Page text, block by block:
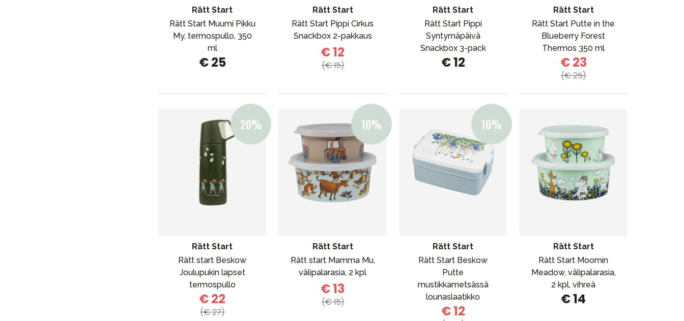
Rätt Start
Rätt Start Muumi Pikku
My, termospullo, 350
ml
€ 25
Rätt Start
Rätt Start Pippi Cirkus
Snackbox 2-pakkaus
€ 12
(€ 15)
Rätt Start
Rätt Start Pippi
Syntymäpäivä
Snackbox 3-pack
€ 12
Rätt Start
Rätt Start Putte in the
Blueberry Forest
Thermos 350 ml
€ 23
(€ 25)
Rätt Start
Rätt start Beskow
Joulupukin lapset
termospullo
€ 22
(€ 27)
Rätt Start
Rätt start Mamma Mu,
välipalarasia, 2 kpl
€ 13
(€ 15)
Rätt Start
Rätt Start Beskow
Putte
mustikkametsässä
lounaslaatikko
€ 12
Rätt Start
Rätt Start Moomin
Meadow, välipalarasia,
2 kpl, vihreä
€ 14